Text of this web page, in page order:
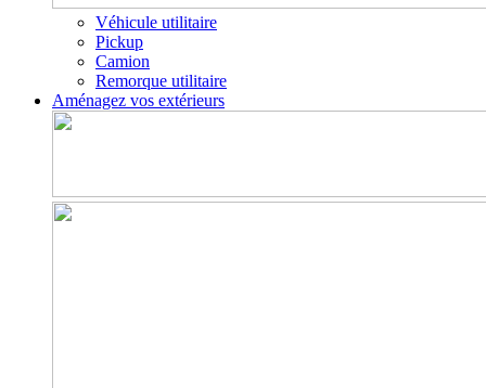
Véhicule utilitaire
Pickup
Camion
Remorque utilitaire
Aménagez vos extérieurs